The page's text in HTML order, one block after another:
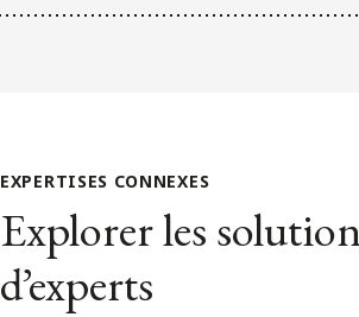
EXPERTISES CONNEXES
Explorer les
d’experts